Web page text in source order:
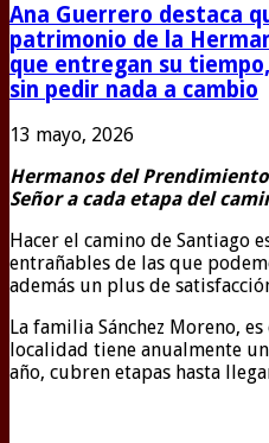
Ana Guerrero destaca
patrimonio de la
que entregan su
sin pedir nada a cambio
13 mayo, 2026
Hermanos del
Señor a cada etapa del
Hacer el camino de Santiago
entrañables de las que
además un plus de
La familia Sánchez Moreno,
localidad tiene anualmente
año, cubren etapas hasta